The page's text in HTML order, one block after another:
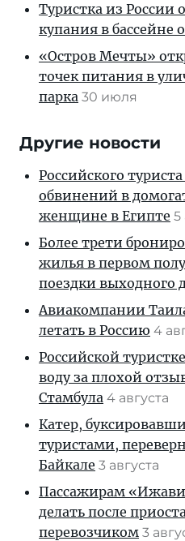
Туристка из России
купания в бассейне
«Остров Мечты»
точек питания в
парка 30 июля
Другие новости
Российского
обвинений в
женщине в Египте 5
Более трети
жилья в первом
поездки выходного
Авиакомпании
летать в Россию 4
Российской
воду за плохой
Стамбула 4 августа
Катер,
туристами,
Байкале 3 августа
Пассажирам
делать после
перевозчиком 3